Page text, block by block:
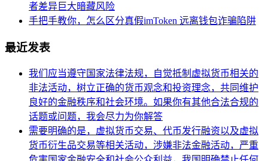
者差异巨大暗藏风险
手把手教你，怎么区分真假imToken 远离钱包诈骗陷阱
最近发表
我们应当遵守国家法律法规，自觉抵制虚拟货币相关的
非法活动，树立正确的货币观念和投资理念，共同维护
良好的金融秩序和社会环境。如果你有其他合法合规的
话题或问题，我会尽力为你解答
需要明确的是，虚拟货币交易、代币发行融资以及虚拟
货币衍生品交易等相关活动，涉嫌非法金融活动，严重